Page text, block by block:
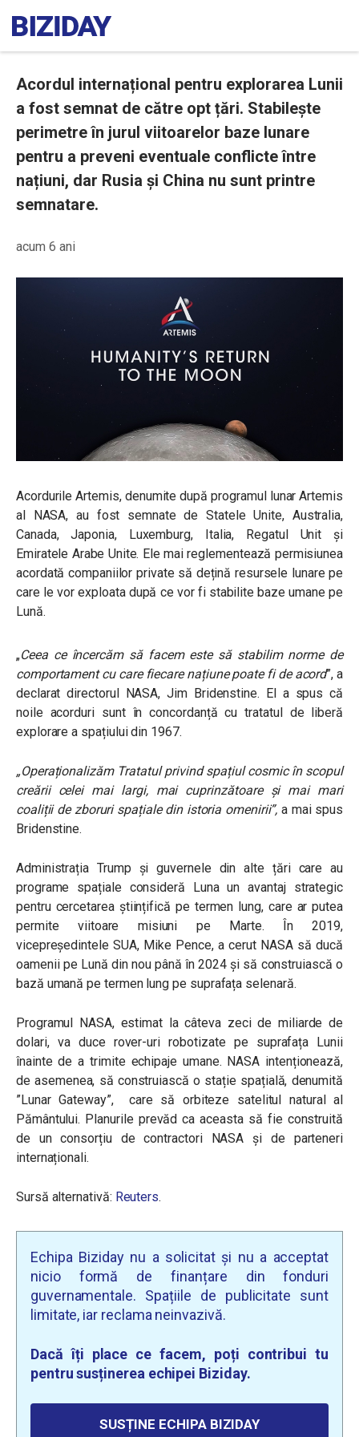
Acordul internațional pentru explorarea Lunii
a fost semnat de către opt țări. Stabilește
perimetre în jurul viitoarelor baze lunare
pentru a preveni eventuale conflicte între
națiuni, dar Rusia și China nu sunt printre
semnatare.
acum 6 ani
Acordurile Artemis, denumite după programul lunar Artemis
al NASA, au fost semnate de Statele Unite, Australia,
Canada, Japonia, Luxemburg, Italia, Regatul Unit și
Emiratele Arabe Unite. Ele mai reglementează permisiunea
acordată companiilor private să dețină resursele lunare pe
care le vor exploata după ce vor fi stabilite baze umane pe
Lună.
„Ceea ce încercăm să facem este să stabilim norme de
comportament cu care fiecare națiune poate fi de acord”, a
declarat directorul NASA, Jim Bridenstine. El a spus că
noile acorduri sunt în concordanță cu tratatul de liberă
explorare a spațiului din 1967.
„Operaționalizăm Tratatul privind spațiul cosmic în scopul
creării celei mai largi, mai cuprinzătoare și mai mari
coaliții de zboruri spațiale din istoria omenirii”, a mai spus
Bridenstine.
Administrația Trump și guvernele din alte țări care au
programe spațiale consideră Luna un avantaj strategic
pentru cercetarea științifică pe termen lung, care ar putea
permite viitoare misiuni pe Marte. În 2019,
vicepreședintele SUA, Mike Pence, a cerut NASA să ducă
oamenii pe Lună din nou până în 2024 și să construiască o
bază umană pe termen lung pe suprafața selenară.
Programul NASA, estimat la câteva zeci de miliarde de
dolari, va duce rover-uri robotizate pe suprafața Lunii
înainte de a trimite echipaje umane. NASA intenționează,
de asemenea, să construiască o stație spațială, denumită
”Lunar Gateway”, care să orbiteze satelitul natural al
Pământului. Planurile prevăd ca aceasta să fie construită
de un consorțiu de contractori NASA și de parteneri
internaționali.
Sursă alternativă: Reuters.
Echipa Biziday nu a solicitat și nu a acceptat
nicio formă de finanțare din fonduri
guvernamentale. Spațiile de publicitate sunt
limitate, iar reclama neinvazivă.
Dacă îți place ce facem, poți contribui tu
pentru susținerea echipei Biziday.
SUSȚINE ECHIPA BIZIDAY